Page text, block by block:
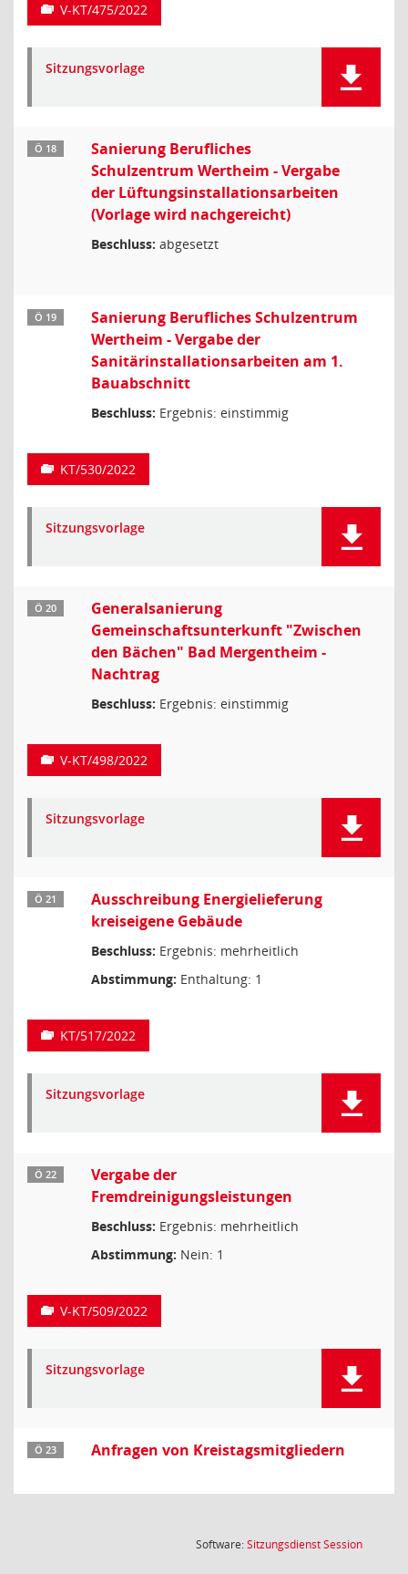
V-KT/475/2022
Sitzungsvorlage
Ö 18
Sanierung Berufliches
Schulzentrum Wertheim - Vergabe
der Lüftungsinstallationsarbeiten
(Vorlage wird nachgereicht)
Beschluss: abgesetzt
Ö 19
Sanierung Berufliches Schulzentrum
Wertheim - Vergabe der
Sanitärinstallationsarbeiten am 1.
Bauabschnitt
Beschluss: Ergebnis: einstimmig
KT/530/2022
Sitzungsvorlage
Ö 20
Generalsanierung
Gemeinschaftsunterkunft "Zwischen
den Bächen" Bad Mergentheim -
Nachtrag
Beschluss: Ergebnis: einstimmig
V-KT/498/2022
Sitzungsvorlage
Ö 21
Ausschreibung Energielieferung
kreiseigene Gebäude
Beschluss: Ergebnis: mehrheitlich
Abstimmung: Enthaltung: 1
KT/517/2022
Sitzungsvorlage
Ö 22
Vergabe der
Fremdreinigungsleistungen
Beschluss: Ergebnis: mehrheitlich
Abstimmung: Nein: 1
V-KT/509/2022
Sitzungsvorlage
Ö 23 Anfragen von Kreistagsmitgliedern
Software:SitzungsdienstSession(Wird in